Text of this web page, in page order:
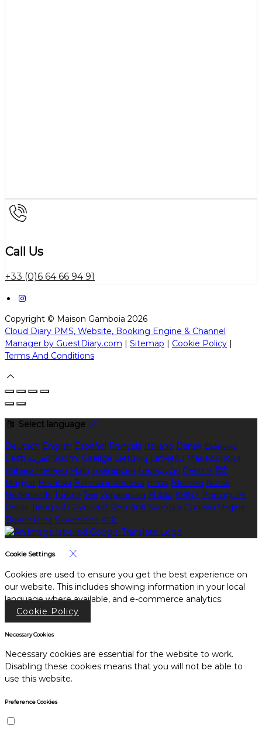
Call Us
+33 (0)6 64 66 94 91
Copyright © Maison Gamboia 2026
Cloud Diary PMS, Website, Booking Engine & Channel
Manager by GuestDiary.com | Sitemap | Cookie Policy |
Terms And Conditions
Select language
Deutsch English Español Français Italiano Dansk Ελληνικά
Eesti العربية Suomi Gaeilge Lietuvių Latviešu Македонски
Bahasa melayu Malti Български Беларускі Čeština हिंदी
Magyar Hrvatski Bahasa indonesia עברית Íslenska Norsk
Nederlands Türkçe ไทย Українська 日本語 한국어 Português
Polski Tiếng việt Русский Română Svenska Српски Shqipe
Slovenščina Slovenčina 中文
Cookie Settings
Cookies are used to ensure you get the best experience on
our website. This includes showing information in your local
language where available, and e-commerce analytics.
Cookie Policy
Necessary Cookies
Necessary cookies are essential for the website to work.
Disabling these cookies means that you will not be able to
use this website.
Preference Cookies